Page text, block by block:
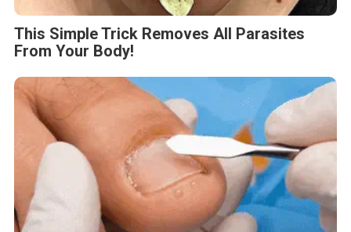
This Simple Trick Removes All Parasites
From Your Body!